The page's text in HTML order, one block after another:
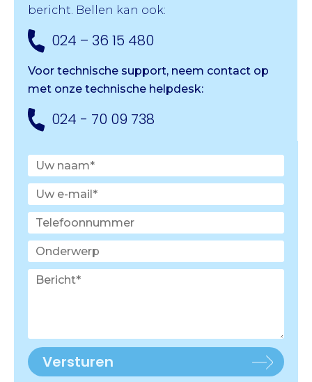
bericht. Bellen kan ook:
024 – 36 15 480
Voor technische support, neem contact op
met onze technische helpdesk:
024 - 70 09 738
Versturen